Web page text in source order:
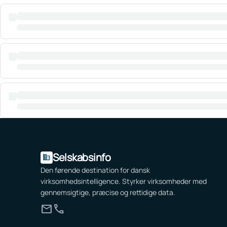
domain Selskabsinfo
Den førende destination for dansk
virksomhedsintelligence. Styrker virksomheder med
gennemsigtige, præcise og rettidige data.
mailcall